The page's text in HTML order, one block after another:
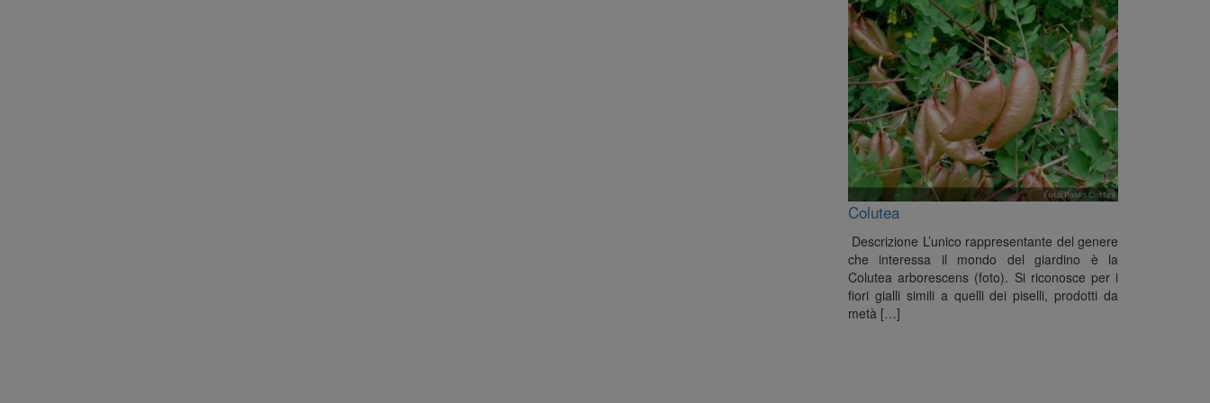
Colutea
Descrizione L’unico rappresentante del genere
che interessa il mondo del giardino è la
Colutea arborescens (foto). Si riconosce per i
fiori gialli simili a quelli dei piselli, prodotti da
metà […]